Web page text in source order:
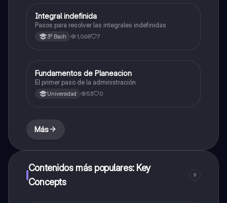
Otros
Integral indefinida
Pasos para resolver las integrales indefinidas
3º Bach 1,068 7
Otros
Fundamentos de Planeacion
El primer paso de la administración
Universidad 53 0
Más
Contenidos más populares: Key
Concepts
9